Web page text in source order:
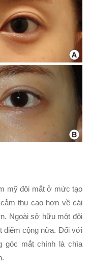
mỹ đôi mắt ở mức tạo
thụ cao hơn về cái
Ngoài sở hữu một đôi
điểm cộng nữa. Đối với
góc mắt chính là chìa